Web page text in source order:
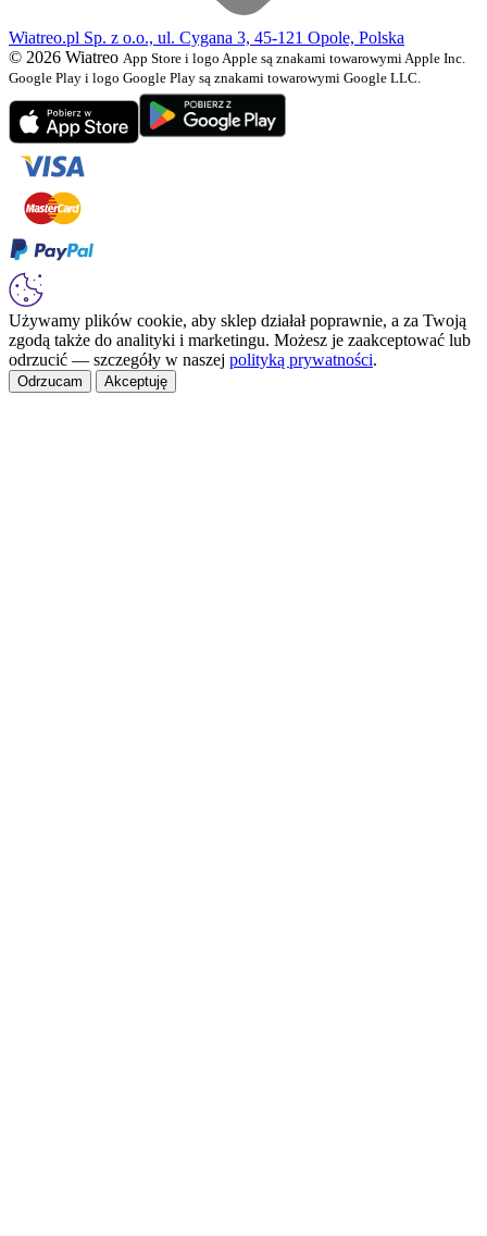
Wiatreo.pl Sp. z o.o., ul. Cygana 3, 45-121 Opole, Polska
© 2026 Wiatreo App Store i logo Apple są znakami towarowymi Apple Inc.
Google Play i logo Google Play są znakami towarowymi Google LLC.
Używamy plików cookie, aby sklep działał poprawnie, a za Twoją
zgodą także do analityki i marketingu. Możesz je zaakceptować lub
odrzucić — szczegóły w naszej polityką prywatności.
Odrzucam Akceptuję